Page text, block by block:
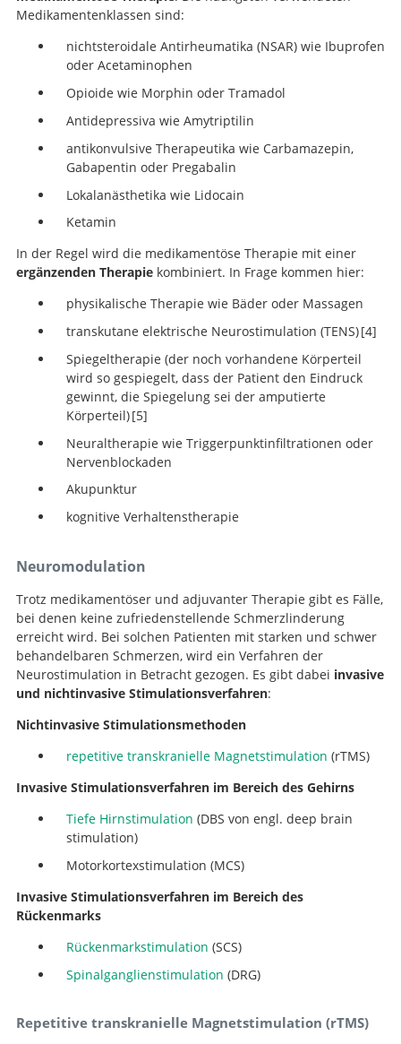
Medikamentenklassen sind:
nichtsteroidale Antirheumatika (NSAR) wie Ibuprofen
oder Acetaminophen
Opioide wie Morphin oder Tramadol
Antidepressiva wie Amytriptilin
antikonvulsive Therapeutika wie Carbamazepin,
Gabapentin oder Pregabalin
Lokalanästhetika wie Lidocain
Ketamin
In der Regel wird die medikamentöse Therapie mit einer
ergänzenden Therapiekombiniert. In Frage kommen hier:
physikalische Therapie wie Bäder oder Massagen
transkutane elektrische Neurostimulation (TENS) 4
Transcutaneous electrical nerve
stimulation for phantom pain and stump pain in
amputees.
Spiegeltherapie (der noch vorhandene Körperteil
wird so gespiegelt, dass der Patient den Eindruck
gewinnt, die Spiegelung sei der amputierte
Körperteil) 5
A Randomized,
Controlled Trial of Mirror Therapy for Upper
Phantom Limb Pain in Male Amputees.
Neuraltherapie wie Triggerpunktinfiltrationen oder
Nervenblockaden
Akupunktur
kognitive Verhaltenstherapie
Neuromodulation
Trotz medikamentöser und adjuvanter Therapie gibt es Fälle,
bei denen keine zufriedenstellende Schmerzlinderung
erreicht wird. Bei solchen Patienten mit starken und schwer
behandelbaren Schmerzen, wird ein Verfahren der
Neurostimulation in Betracht gezogen. Es gibt dabei invasive
und nichtinvasive Stimulationsverfahren:
Nichtinvasive Stimulationsmethoden
repetitive transkranielle Magnetstimulation (rTMS)
Invasive Stimulationsverfahren im Bereich des Gehirns
Tiefe Hirnstimulation (DBS von engl. deep brain
stimulation)
Motorkortexstimulation (MCS)
Invasive Stimulationsverfahren im Bereich des
Rückenmarks
Rückenmarkstimulation (SCS)
Spinalganglienstimulation (DRG)
Repetitive transkranielle Magnetstimulation (rTMS)